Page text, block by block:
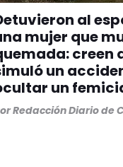
al
mujer que
creen
un
un
Redacción Diario de